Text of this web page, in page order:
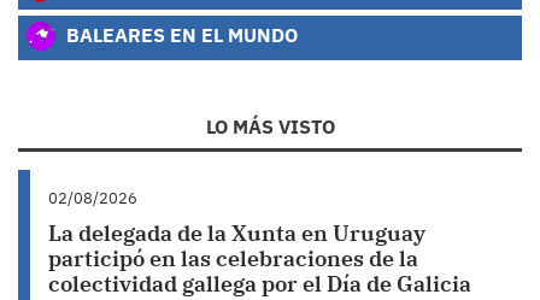
BALEARES EN EL MUNDO
LO MÁS VISTO
02/08/2026
La delegada de la Xunta en Uruguay
participó en las celebraciones de la
colectividad gallega por el Día de Galicia